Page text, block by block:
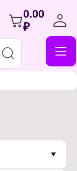
0.00
₽